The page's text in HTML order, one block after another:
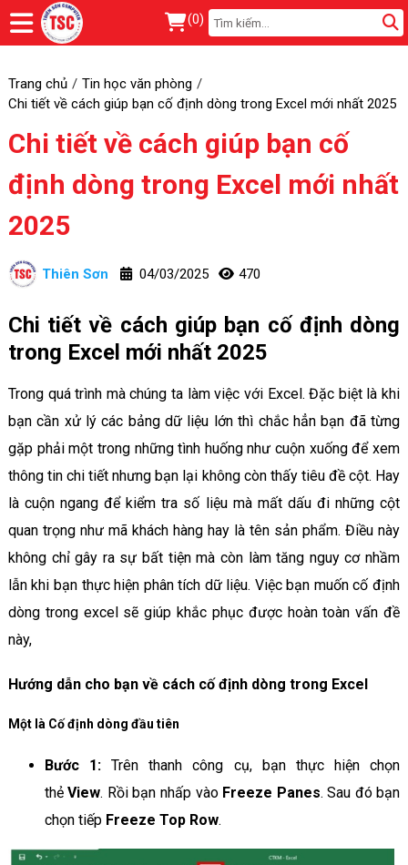
(0)
Trang chủ
Tin học văn phòng
Chi tiết về cách giúp bạn cố định dòng trong Excel mới nhất 2025
Chi tiết về cách giúp bạn cố
định dòng trong Excel mới nhất
2025
Thiên Sơn 04/03/2025 470
Chi tiết về cách giúp bạn cố định dòng
trong Excel mới nhất 2025
Trong quá trình mà chúng ta làm việc với Excel. Đặc biệt là khi
bạn cần xử lý các bảng dữ liệu lớn thì chắc hẳn bạn đã từng
gặp phải một trong những tình huống như cuộn xuống để xem
thông tin chi tiết nhưng bạn lại không còn thấy tiêu đề cột. Hay
là cuộn ngang để kiểm tra số liệu mà mất dấu đi những cột
quan trọng như mã khách hàng hay là tên sản phẩm. Điều này
không chỉ gây ra sự bất tiện mà còn làm tăng nguy cơ nhầm
lẫn khi bạn thực hiện phân tích dữ liệu. Việc bạn muốn cố định
dòng trong excel sẽ giúp khắc phục được hoàn toàn vấn đề
này,
Hướng dẫn cho bạn về cách cố định dòng trong Excel
Một là Cố định dòng đầu tiên
Bước 1: Trên thanh công cụ, bạn thực hiện chọn
thẻView. Rồi bạn nhấp vào Freeze Panes. Sau đó bạn
chọn tiếp Freeze Top Row.